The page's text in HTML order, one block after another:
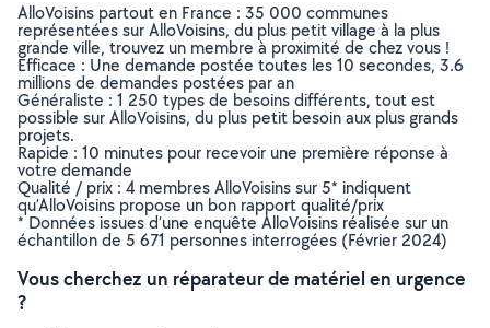
AlloVoisins partout en France : 35 000 communes
représentées sur AlloVoisins, du plus petit village à la plus
grande ville, trouvez un membre à proximité de chez vous !
Efficace : Une demande postée toutes les 10 secondes, 3.6
millions de demandes postées par an
Généraliste : 1 250 types de besoins différents, tout est
possible sur AlloVoisins, du plus petit besoin aux plus grands
projets.
Rapide : 10 minutes pour recevoir une première réponse à
votre demande
Qualité / prix : 4 membres AlloVoisins sur 5* indiquent
qu’AlloVoisins propose un bon rapport qualité/prix
* Données issues d’une enquête AlloVoisins réalisée sur un
échantillon de 5 671 personnes interrogées (Février 2024)
Vous cherchez un réparateur de matériel en urgence
?